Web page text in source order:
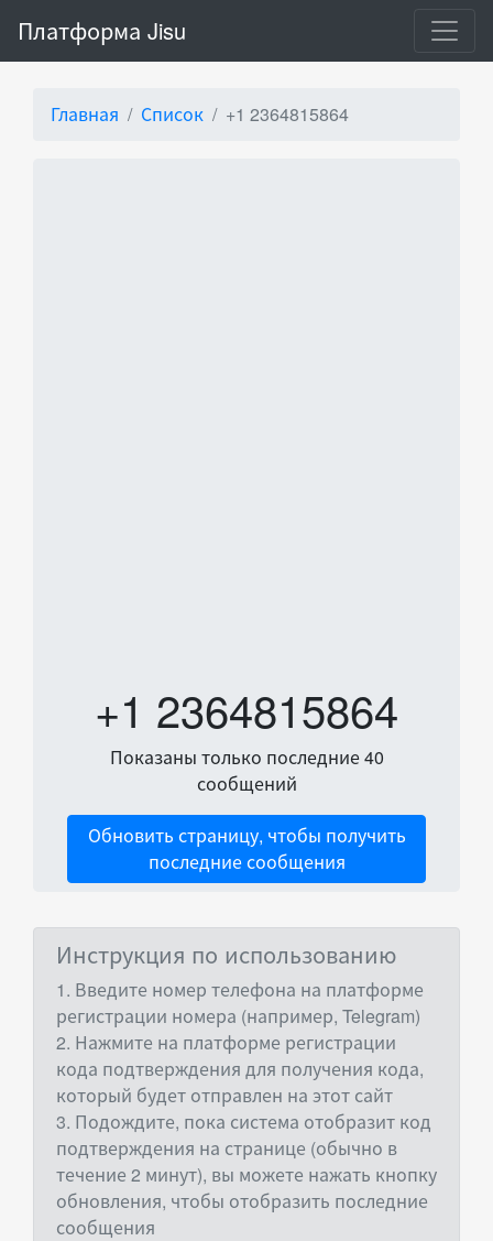
Платформа Jisu
Главная Список +1 2364815864
+1 2364815864
Показаны только последние 40
сообщений
Обновить страницу, чтобы получить
последние сообщения
Инструкция по использованию
1. Введите номер телефона на платформе
регистрации номера (например, Telegram)
2. Нажмите на платформе регистрации
кода подтверждения для получения кода,
который будет отправлен на этот сайт
3. Подождите, пока система отобразит код
подтверждения на странице (обычно в
течение 2 минут), вы можете нажать кнопку
обновления, чтобы отобразить последние
сообщения